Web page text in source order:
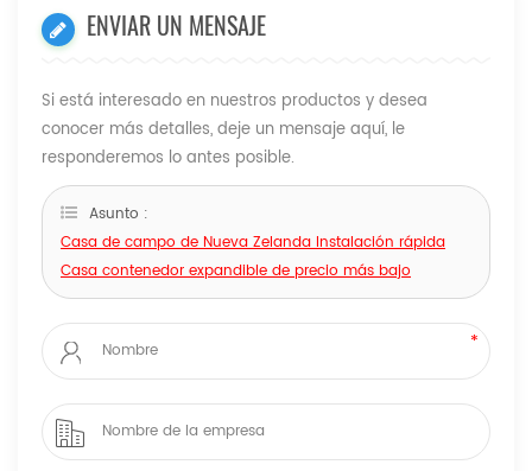
ENVIAR UN MENSAJE
Si está interesado en nuestros productos y desea
conocer más detalles, deje un mensaje aquí, le
responderemos lo antes posible.
Asunto :
Casa de campo de Nueva Zelanda Instalación rápida
Casa contenedor expandible de precio más bajo